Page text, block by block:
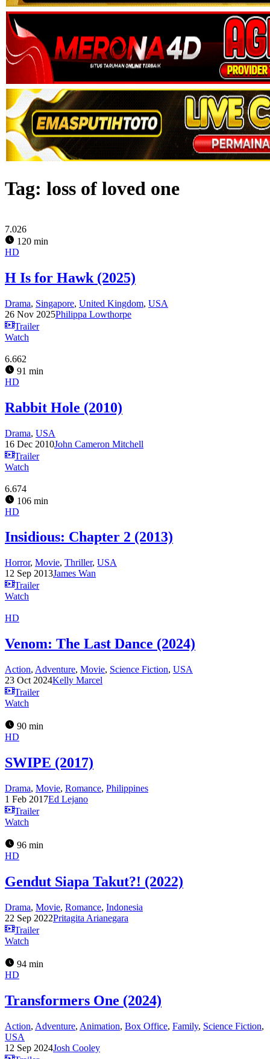
Tag: loss of loved one
7.026
120 min
HD
H Is for Hawk (2025)
Drama, Singapore, United Kingdom, USA
26 Nov 2025Philippa Lowthorpe
Trailer
Watch
6.662
91 min
HD
Rabbit Hole (2010)
Drama, USA
16 Dec 2010John Cameron Mitchell
Trailer
Watch
6.674
106 min
HD
Insidious: Chapter 2 (2013)
Horror, Movie, Thriller, USA
12 Sep 2013James Wan
Trailer
Watch
HD
Venom: The Last Dance (2024)
Action, Adventure, Movie, Science Fiction, USA
23 Oct 2024Kelly Marcel
Trailer
Watch
90 min
HD
SWIPE (2017)
Drama, Movie, Romance, Philippines
1 Feb 2017Ed Lejano
Trailer
Watch
96 min
HD
Gendut Siapa Takut?! (2022)
Drama, Movie, Romance, Indonesia
22 Sep 2022Pritagita Arianegara
Trailer
Watch
94 min
HD
Transformers One (2024)
Action, Adventure, Animation, Box Office, Family, Science Fiction,
USA
12 Sep 2024Josh Cooley